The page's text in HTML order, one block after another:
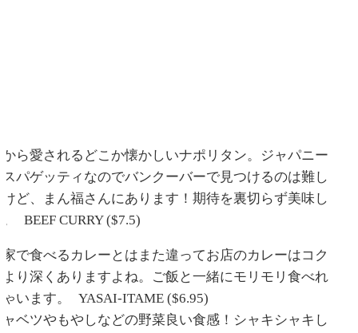
ら愛されるどこか懐かしいナポリタン。ジャパニー
パゲッティなのでバンクーバーで見つけるのは難し
ど、まん福さんにあります！期待を裏切らず美味し
BEEF CURRY ($7.5)
で食べるカレーとはまた違ってお店のカレーはコク
り深くありますよね。ご飯と一緒にモリモリ食べれ
います。 YASAI-ITAME ($6.95)
ベツやもやしなどの野菜良い食感！シャキシャキし